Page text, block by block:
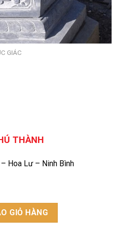
GIÁC
THÀNH
Hoa Lư – Ninh Bình
GIỎ HÀNG